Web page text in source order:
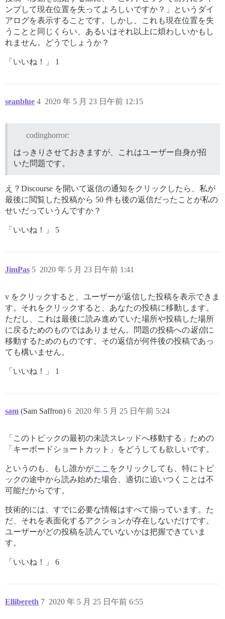
ンプして現在位置を失ってよろしいですか？」というダイ
アログを表示することです。しかし、これも現在位置を失
うことと同じくらい、あるいはそれ以上に煩わしいかもし
れません。どうでしょうか？
「いいね！」 1
seanblue 2020 年 5 月 23 日午前 12:15
4
codinghorror:
はっきりさせておきますが、これはユーザー自身が招
いた問題です。
え？Discourse を開いて返信の通知をクリックしたら、私が
最後に閲覧した投稿から 50 件も後の返信だったことが私の
せいだっていうんですか？
「いいね！」 5
JimPas 2020 年 5 月 23 日午前 1:41
5
v をクリックすると、ユーザーが返信した投稿を表示できま
す。それをクリックすると、あなたの投稿に移動します。
ただし、これは最後に読み進めていた場所や投稿した場所
に戻るためのものではありません。問題の投稿への返信に
移動するためのものです。その返信が何件後の投稿であっ
ても構いません。
「いいね！」 1
sam (Sam Saffron) 2020 年 5 月 25 日午前 5:24
6
「このトピックの最初の未読スレッドへ移動する」ための
「キーボードショートカット」をどうしても欲しいです。
というのも、もし誰かがここ をクリックしても、特にトピ
ックの途中から読み始めた場合、適切に追いつくことは不
可能だからです。
技術的には、すでに必要な情報はすべて揃っています。た
だ、それを表面化するアクションが存在しないだけです。
ユーザーがどの投稿を読んでいないかは把握できていま
す。
「いいね！」 6
Ellibereth 2020 年 5 月 25 日午前 6:55
7